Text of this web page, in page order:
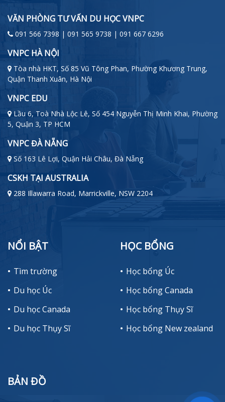
VĂN PHÒNG TƯ VẤN DU HỌC VNPC
091 566 7398 | 091 565 9738 | 091 667 6296
VNPC HÀ NỘI
Tòa nhà HKT, Số 85 Vũ Tông Phan, Phường Khương Trung,
Quận Thanh Xuân, Hà Nội
VNPC EDU
Lầu 6, Toà Nhà Lộc Lê, Số 454 Nguyễn Thị Minh Khai, Phường
5, Quận 3, TP HCM
VNPC ĐÀ NẴNG
Số 163 Lê Lợi, Quận Hải Châu, Đà Nẵng
CSKH TẠI AUSTRALIA
288 Illawarra Road, Marrickville, NSW 2204
NỔI BẬT
Tìm trường
Du học Úc
Du học Canada
Du học Thụy Sĩ
HỌC BỔNG
Học bổng Úc
Học bổng Canada
Học bổng Thụy Sĩ
Học bổng New zealand
BẢN ĐỒ